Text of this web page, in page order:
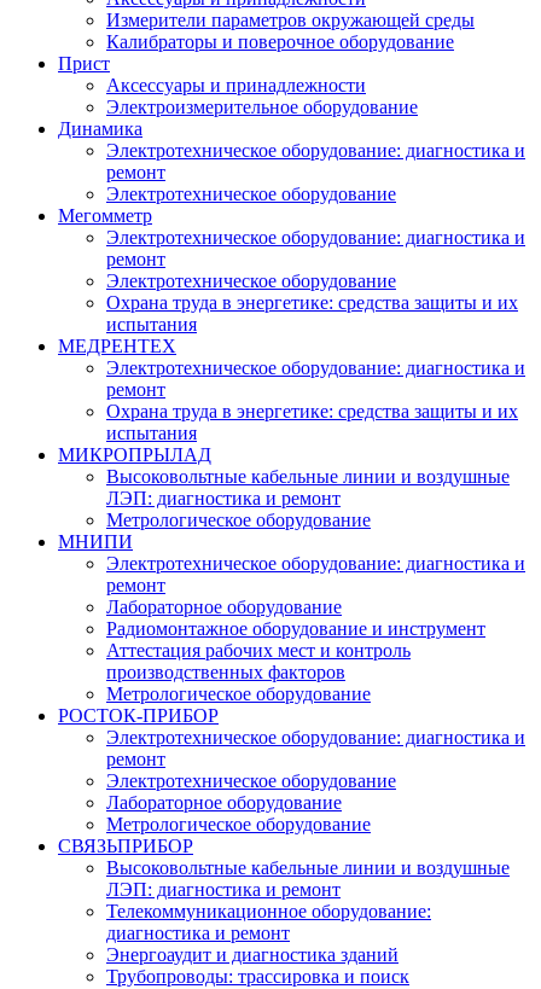
Измерители параметров окружающей среды
Калибраторы и поверочное оборудование
Прист
Аксессуары и принадлежности
Электроизмерительное оборудование
Динамика
Электротехническое оборудование: диагностика и
ремонт
Электротехническое оборудование
Мегомметр
Электротехническое оборудование: диагностика и
ремонт
Электротехническое оборудование
Охрана труда в энергетике: средства защиты и их
испытания
МЕДРЕНТЕХ
Электротехническое оборудование: диагностика и
ремонт
Охрана труда в энергетике: средства защиты и их
испытания
МИКРОПРЫЛАД
Высоковольтные кабельные линии и воздушные
ЛЭП: диагностика и ремонт
Метрологическое оборудование
МНИПИ
Электротехническое оборудование: диагностика и
ремонт
Лабораторное оборудование
Радиомонтажное оборудование и инструмент
Аттестация рабочих мест и контроль
производственных факторов
Метрологическое оборудование
РОСТОК-ПРИБОР
Электротехническое оборудование: диагностика и
ремонт
Электротехническое оборудование
Лабораторное оборудование
Метрологическое оборудование
СВЯЗЬПРИБОР
Высоковольтные кабельные линии и воздушные
ЛЭП: диагностика и ремонт
Телекоммуникационное оборудование:
диагностика и ремонт
Энергоаудит и диагностика зданий
Трубопроводы: трассировка и поиск